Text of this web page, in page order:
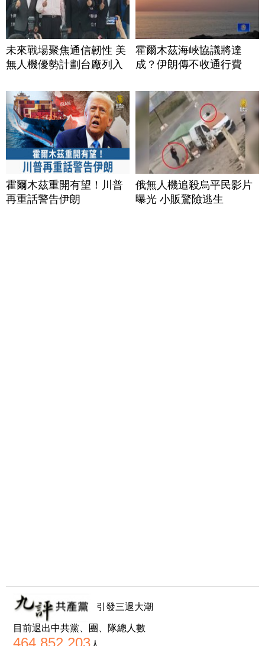
未來戰場聚焦通信韌性 美
無人機優勢計劃台廠列入
霍爾木茲海峽協議將達
成？伊朗傳不收通行費
霍爾木茲重開有望！川普
再重話警告伊朗
俄無人機追殺烏平民影片
曝光 小販驚險逃生
引發三退大潮
目前退出中共黨、團、隊總人數
464,852,203